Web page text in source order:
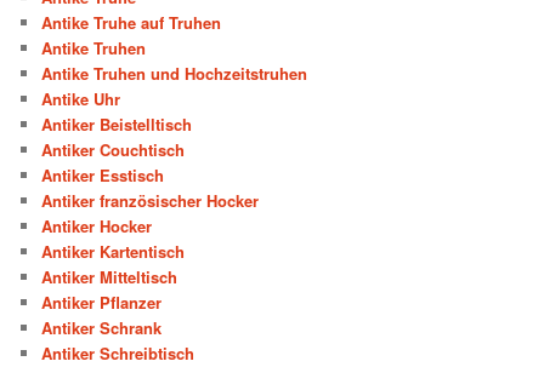
Antike Truhe auf Truhen
Antike Truhen
Antike Truhen und Hochzeitstruhen
Antike Uhr
Antiker Beistelltisch
Antiker Couchtisch
Antiker Esstisch
Antiker französischer Hocker
Antiker Hocker
Antiker Kartentisch
Antiker Mitteltisch
Antiker Pflanzer
Antiker Schrank
Antiker Schreibtisch